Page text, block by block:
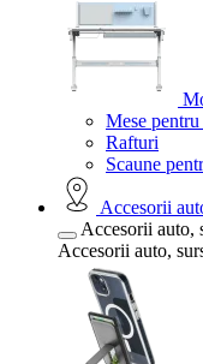
Mese
Rafturi
Scaune
Accesorii
Accesorii auto,
Accesorii auto,